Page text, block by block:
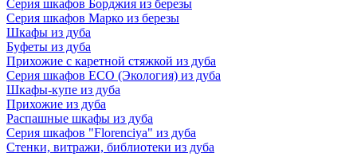
Серия шкафов Борджия из березы
Серия шкафов Марко из березы
Шкафы из дуба
Буфеты из дуба
Прихожие с каретной стяжкой из дуба
Серия шкафов ECO (Экология) из дуба
Шкафы-купе из дуба
Прихожие из дуба
Распашные шкафы из дуба
Серия шкафов "Florenciya" из дуба
Стенки, витражи, библиотеки из дуба